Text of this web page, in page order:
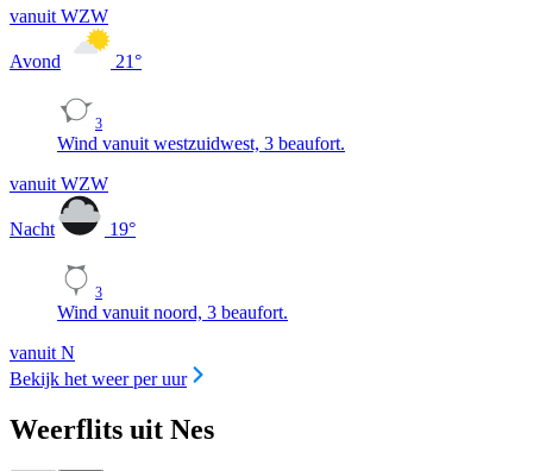
vanuit WZW
Avond 21°
3
Wind vanuit westzuidwest, 3 beaufort.
vanuit WZW
Nacht 19°
3
Wind vanuit noord, 3 beaufort.
vanuit N
Bekijk het weer per uur
Weerflits uit Nes